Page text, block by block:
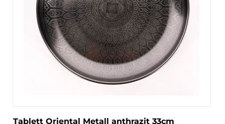
Tablett Oriental Metall anthrazit 33cm